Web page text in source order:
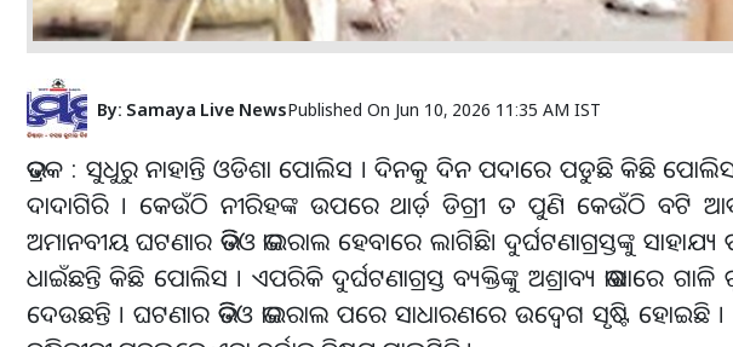
By: Samaya Live NewsPublished On Jun 10, 2026 11:35 AM IST
ଭଦ୍ରକ : ସୁଧୁରୁ ନାହାନ୍ତି ଓଡିଶା ପୋଲିସ । ଦିନକୁ ଦିନ ପଦାରେ ପଡୁଛି କିଛି ପୋଲିସ
ଦାଦାଗିରି । କେଉଁଠି ନୀରିହଙ୍କ ଉପରେ ଥାର୍ଡ଼ ଡିଗ୍ରୀ ତ ପୁଣି କେଉଁଠି ବଟି
ଅମାନବୀୟ ଘଟଣାର ଭିଡିଓ ଭାଇରାଲ ହେବାରେ ଲାଗିଛି। ଦୁର୍ଘଟଣାଗ୍ରସ୍ତଙ୍କୁ
ଧାଇଁଛନ୍ତି କିଛି ପୋଲିସ । ଏପରିକି ଦୁର୍ଘଟଣାଗ୍ରସ୍ତ ବ୍ୟକ୍ତିଙ୍କୁ ଅଶ୍ରାବ୍ୟ
ଦେଉଛନ୍ତି । ଘଟଣାର ଭିଡିଓ ଭାଇରାଲ ପରେ ସାଧାରଣରେ ଉଦ୍ବେଗ ସୃଷ୍ଟି